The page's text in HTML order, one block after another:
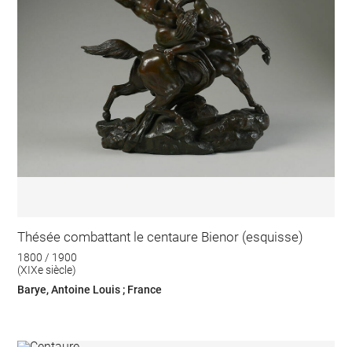
Thésée combattant le centaure Bienor (esquisse)
1800 / 1900
(XIXe siècle)
Barye, Antoine Louis ; France